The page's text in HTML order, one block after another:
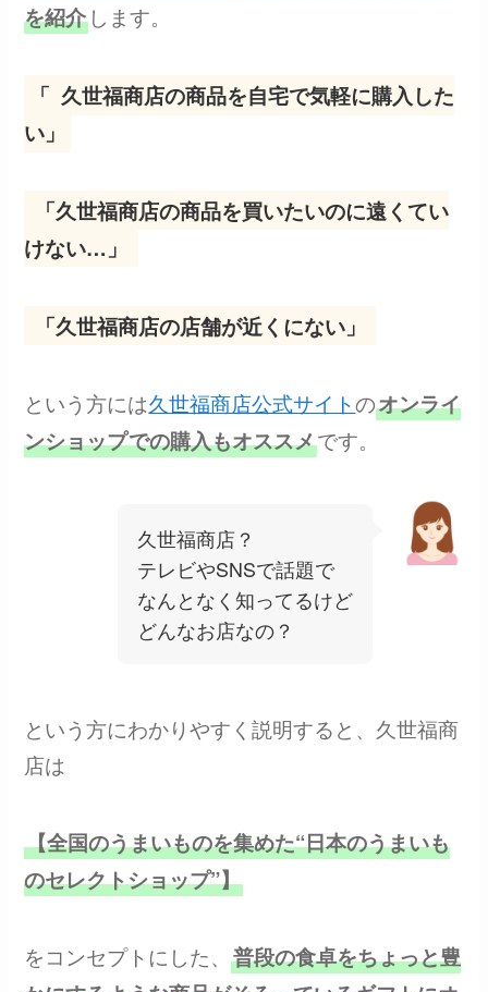
を紹介 します。
「 久世福商店の商品を自宅で気軽に購入した
い」
「久世福商店の商品を買いたいのに遠くてい
けない…」
「久世福商店の店舗が近くにない」
という方には久世福商店公式サイトのオンライ
ンショップでの購入もオススメです。
久世福商店？
テレビやSNSで話題で
なんとなく知ってるけど
どんなお店なの？
という方にわかりやすく説明すると、久世福商
店は
【全国のうまいものを集めた“日本のうまいも
のセレクトショップ”】
をコンセプトにした、普段の食卓をちょっと豊